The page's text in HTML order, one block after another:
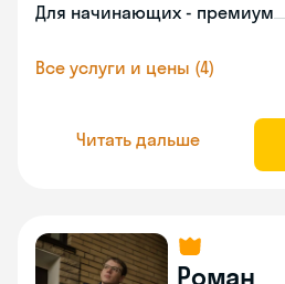
Для начинающих - премиум
Все услуги и цены (4)
Читать дальше
Роман